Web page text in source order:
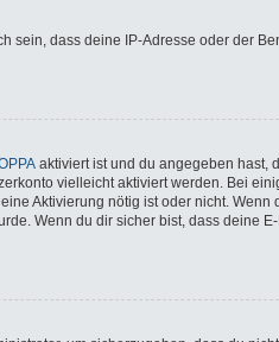
sein, dass deine IP-Adresse oder der
aktiviert ist und du angegeben hast,
vielleicht aktiviert werden. Bei
Aktivierung nötig ist oder nicht. Wenn
Wenn du dir sicher bist, dass deine